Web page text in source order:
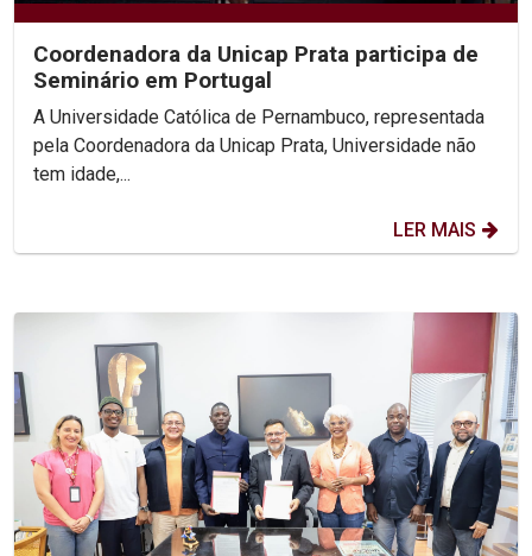
Coordenadora da Unicap Prata participa de
Seminário em Portugal
A Universidade Católica de Pernambuco, representada
pela Coordenadora da Unicap Prata, Universidade não
tem idade,...
LER MAIS